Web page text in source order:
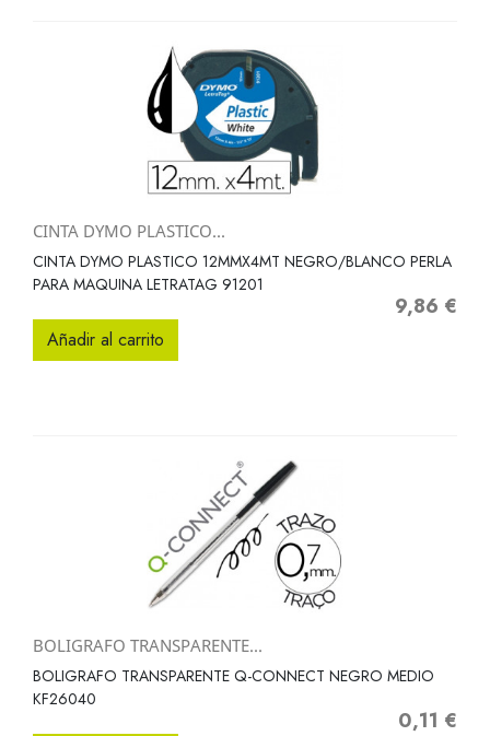
CINTA DYMO PLASTICO...
CINTA DYMO PLASTICO 12MMX4MT NEGRO/BLANCO PERLA
PARA MAQUINA LETRATAG 91201
Precio
9,86 €
Añadir al carrito
BOLIGRAFO TRANSPARENTE...
BOLIGRAFO TRANSPARENTE Q-CONNECT NEGRO MEDIO
KF26040
Precio
0,11 €